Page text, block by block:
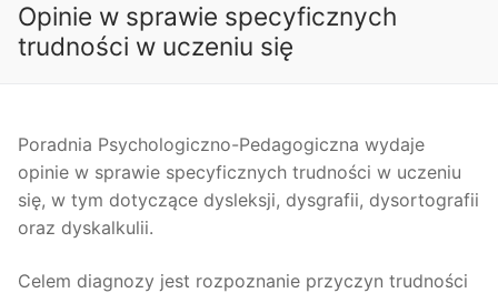
Opinie w sprawie specyficznych
trudności w uczeniu się
Poradnia Psychologiczno-Pedagogiczna wydaje
opinie w sprawie specyficznych trudności w uczeniu
się, w tym dotyczące dysleksji, dysgrafii, dysortografii
oraz dyskalkulii.
Celem diagnozy jest rozpoznanie przyczyn trudności